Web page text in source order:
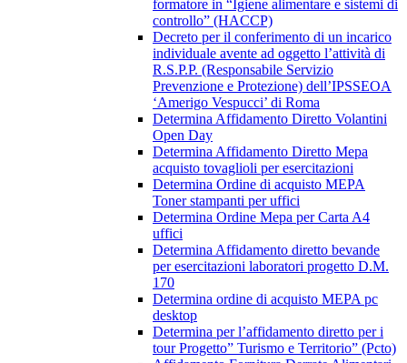
formatore in “Igiene alimentare e sistemi di
controllo” (HACCP)
Decreto per il conferimento di un incarico
individuale avente ad oggetto l’attività di
R.S.P.P. (Responsabile Servizio
Prevenzione e Protezione) dell’IPSSEOA
‘Amerigo Vespucci’ di Roma
Determina Affidamento Diretto Volantini
Open Day
Determina Affidamento Diretto Mepa
acquisto tovaglioli per esercitazioni
Determina Ordine di acquisto MEPA
Toner stampanti per uffici
Determina Ordine Mepa per Carta A4
uffici
Determina Affidamento diretto bevande
per esercitazioni laboratori progetto D.M.
170
Determina ordine di acquisto MEPA pc
desktop
Determina per l’affidamento diretto per i
tour Progetto” Turismo e Territorio” (Pcto)